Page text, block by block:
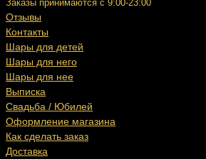
Заказы принимаются с 9:00-23:00
Отзывы
Контакты
Шары для детей
Шары для него
Шары для нее
Выписка
Свадьба / Юбилей
Оформление магазина
Как сделать заказ
Доставка